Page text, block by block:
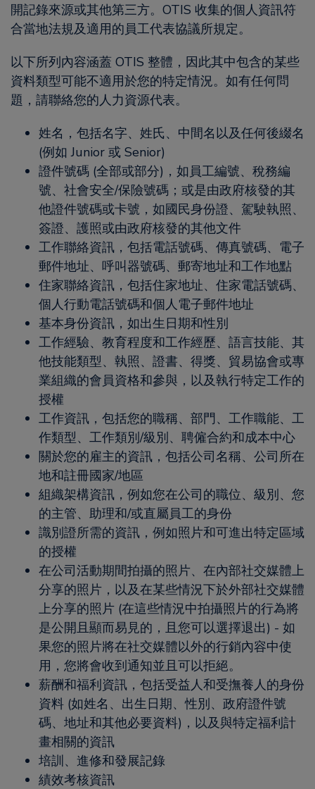
開記錄來源或其他第三方。OTIS 收集的個人資訊符
合當地法規及適用的員工代表協議所規定。
以下所列內容涵蓋 OTIS 整體，因此其中包含的某些
資料類型可能不適用於您的特定情況。如有任何問
題，請聯絡您的人力資源代表。
姓名，包括名字、姓氏、中間名以及任何後綴名
(例如 Junior 或 Senior)
證件號碼 (全部或部分)，如員工編號、稅務編
號、社會安全/保險號碼；或是由政府核發的其
他證件號碼或卡號，如國民身份證、駕駛執照、
簽證、護照或由政府核發的其他文件
工作聯絡資訊，包括電話號碼、傳真號碼、電子
郵件地址、呼叫器號碼、郵寄地址和工作地點
住家聯絡資訊，包括住家地址、住家電話號碼、
個人行動電話號碼和個人電子郵件地址
基本身份資訊，如出生日期和性別
工作經驗、教育程度和工作經歷、語言技能、其
他技能類型、執照、證書、得獎、貿易協會或專
業組織的會員資格和參與，以及執行特定工作的
授權
工作資訊，包括您的職稱、部門、工作職能、工
作類型、工作類別/級別、聘僱合約和成本中心
關於您的雇主的資訊，包括公司名稱、公司所在
地和註冊國家/地區
組織架構資訊，例如您在公司的職位、級別、您
的主管、助理和/或直屬員工的身份
識別證所需的資訊，例如照片和可進出特定區域
的授權
在公司活動期間拍攝的照片、在內部社交媒體上
分享的照片，以及在某些情況下於外部社交媒體
上分享的照片 (在這些情況中拍攝照片的行為將
是公開且顯而易見的，且您可以選擇退出) - 如
果您的照片將在社交媒體以外的行銷內容中使
用，您將會收到通知並且可以拒絕。
薪酬和福利資訊，包括受益人和受撫養人的身份
資料 (如姓名、出生日期、性別、政府證件號
碼、地址和其他必要資料)，以及與特定福利計
畫相關的資訊
培訓、進修和發展記錄
績效考核資訊